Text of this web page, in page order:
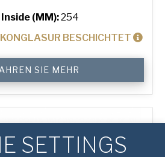
Inside (MM):254
BESCHICHTET
SIE MEHR
SETTINGS